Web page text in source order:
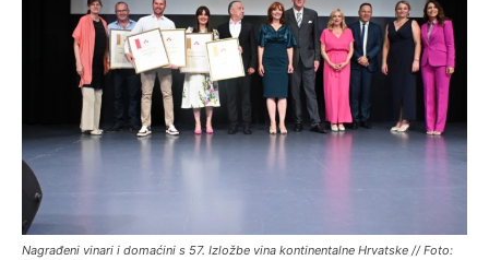
Nagrađeni vinari i domaćini s 57. Izložbe vina kontinentalne Hrvatske // Foto: